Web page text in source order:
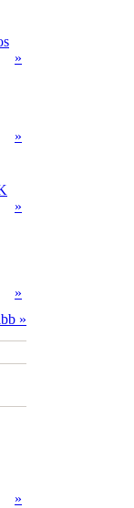
»
»
»
»
»
»